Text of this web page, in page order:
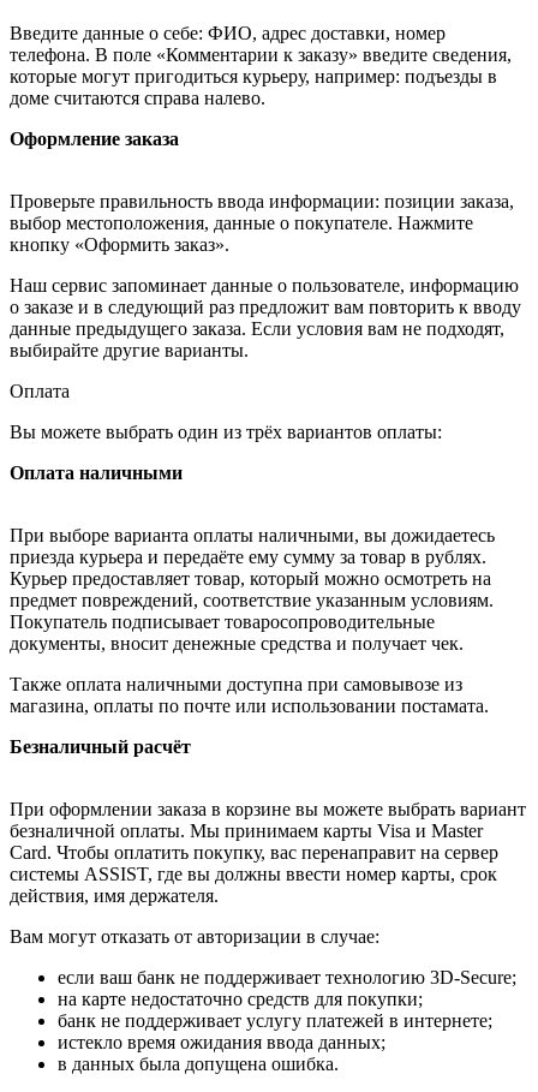
Введите данные о себе: ФИО, адрес доставки, номер
телефона. В поле «Комментарии к заказу» введите сведения,
которые могут пригодиться курьеру, например: подъезды в
доме считаются справа налево.
Оформление заказа
Проверьте правильность ввода информации: позиции заказа,
выбор местоположения, данные о покупателе. Нажмите
кнопку «Оформить заказ».
Наш сервис запоминает данные о пользователе, информацию
о заказе и в следующий раз предложит вам повторить к вводу
данные предыдущего заказа. Если условия вам не подходят,
выбирайте другие варианты.
Оплата
Вы можете выбрать один из трёх вариантов оплаты:
Оплата наличными
При выборе варианта оплаты наличными, вы дожидаетесь
приезда курьера и передаёте ему сумму за товар в рублях.
Курьер предоставляет товар, который можно осмотреть на
предмет повреждений, соответствие указанным условиям.
Покупатель подписывает товаросопроводительные
документы, вносит денежные средства и получает чек.
Также оплата наличными доступна при самовывозе из
магазина, оплаты по почте или использовании постамата.
Безналичный расчёт
При оформлении заказа в корзине вы можете выбрать вариант
безналичной оплаты. Мы принимаем карты Visa и Master
Card. Чтобы оплатить покупку, вас перенаправит на сервер
системы ASSIST, где вы должны ввести номер карты, срок
действия, имя держателя.
Вам могут отказать от авторизации в случае:
если ваш банк не поддерживает технологию 3D-Secure;
на карте недостаточно средств для покупки;
банк не поддерживает услугу платежей в интернете;
истекло время ожидания ввода данных;
в данных была допущена ошибка.